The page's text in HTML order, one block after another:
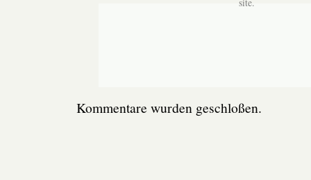
site.
Kommentare wurden geschloßen.